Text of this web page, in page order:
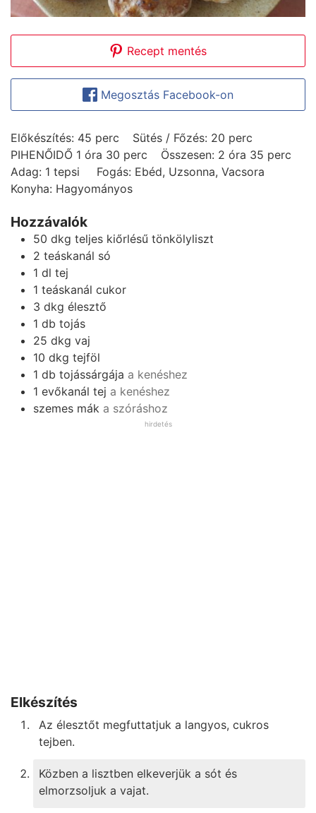
Recept mentés
Megosztás Facebook-on
Előkészítés: 45 perc
perc Sütés / Főzés: 20 perc
perc
PIHENŐIDŐ 1 hour
óra 30 perc
perc Összesen: 2 hours
óra 35 perc
perc
Adag: 1 tepsi Fogás: Ebéd, Uzsonna, Vacsora
Konyha: Hagyományos
Hozzávalók
50 dkg teljes kiőrlésű tönkölyliszt
2 teáskanál só
1 dl tej
1 teáskanál cukor
3 dkg élesztő
1 db tojás
25 dkg vaj
10 dkg tejföl
1 db tojássárgája a kenéshez
1 evőkanál tej a kenéshez
szemes mák a szóráshoz
hirdetés
Elkészítés
Az élesztőt megfuttatjuk a langyos, cukros
tejben.
Közben a lisztben elkeverjük a sót és
elmorzsoljuk a vajat.